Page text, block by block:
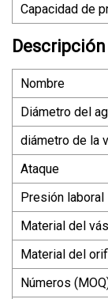
Capacidad de
Nombre
Diámetro del
diámetro de la
Ataque
Presión laboral
Material del
Material del
Números